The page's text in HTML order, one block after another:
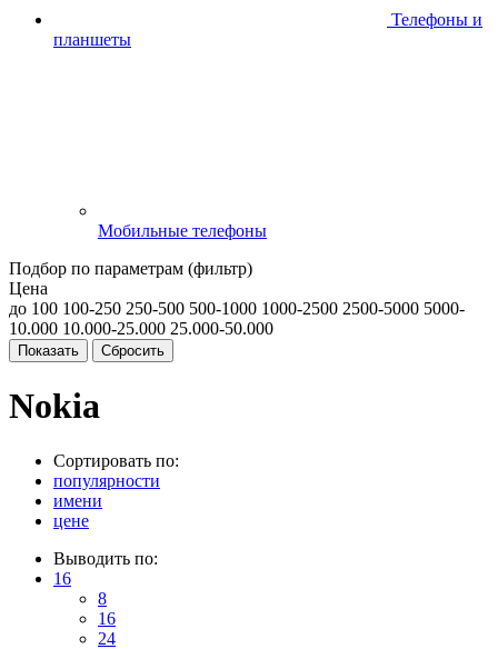
Телефоны и
планшеты
Мобильные телефоны
Подбор по параметрам (фильтр)
Цена
до 100 100-250 250-500 500-1000 1000-2500 2500-5000 5000-
10.000 10.000-25.000 25.000-50.000
Nokia
Сортировать по:
популярности
имени
цене
Выводить по:
16
8
16
24